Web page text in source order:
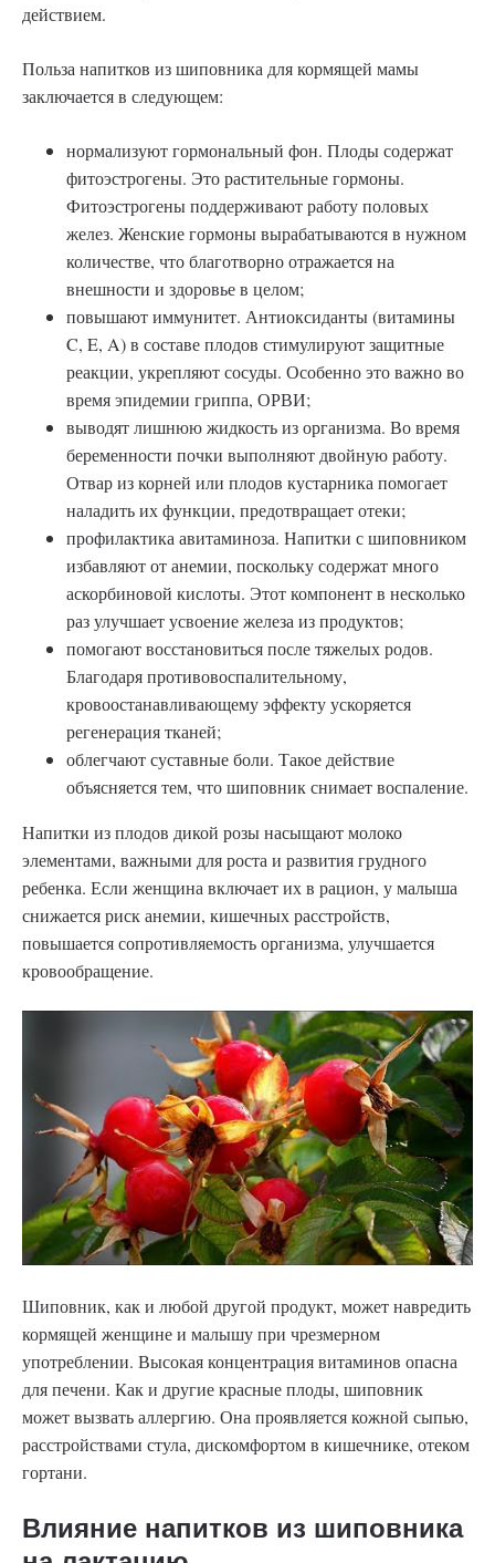
действием.
Польза напитков из шиповника для кормящей мамы
заключается в следующем:
нормализуют гормональный фон. Плоды содержат
фитоэстрогены. Это растительные гормоны.
Фитоэстрогены поддерживают работу половых
желез. Женские гормоны вырабатываются в нужном
количестве, что благотворно отражается на
внешности и здоровье в целом;
повышают иммунитет. Антиоксиданты (витамины
C, E, A) в составе плодов стимулируют защитные
реакции, укрепляют сосуды. Особенно это важно во
время эпидемии гриппа, ОРВИ;
выводят лишнюю жидкость из организма. Во время
беременности почки выполняют двойную работу.
Отвар из корней или плодов кустарника помогает
наладить их функции, предотвращает отеки;
профилактика авитаминоза. Напитки с шиповником
избавляют от анемии, поскольку содержат много
аскорбиновой кислоты. Этот компонент в несколько
раз улучшает усвоение железа из продуктов;
помогают восстановиться после тяжелых родов.
Благодаря противовоспалительному,
кровоостанавливающему эффекту ускоряется
регенерация тканей;
облегчают суставные боли. Такое действие
объясняется тем, что шиповник снимает воспаление.
Напитки из плодов дикой розы насыщают молоко
элементами, важными для роста и развития грудного
ребенка. Если женщина включает их в рацион, у малыша
снижается риск анемии, кишечных расстройств,
повышается сопротивляемость организма, улучшается
кровообращение.
Шиповник, как и любой другой продукт, может навредить
кормящей женщине и малышу при чрезмерном
употреблении. Высокая концентрация витаминов опасна
для печени. Как и другие красные плоды, шиповник
может вызвать аллергию. Она проявляется кожной сыпью,
расстройствами стула, дискомфортом в кишечнике, отеком
гортани.
Влияние напитков из шиповника